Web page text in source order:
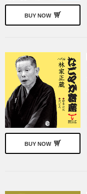
BUY NOW
BUY NOW